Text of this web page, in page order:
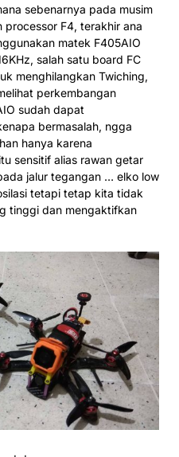
sebenarnya pada musim
processor F4, terakhir ana
matek F405AIO
salah satu board FC
menghilangkan Twiching,
perkembangan
sudah dapat
bermasalah, ngga
hanya karena
sensitif alias rawan getar
jalur tegangan … elko low
tetapi tetap kita tidak
tinggi dan mengaktifkan